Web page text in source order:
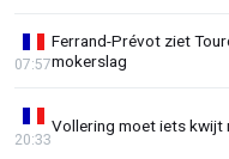
Ferrand-Prévot ziet
mokerslag
07:57
Vollering moet iets kwijt
20:33